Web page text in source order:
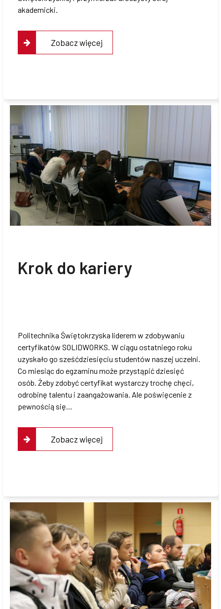
akademicki.
Zobacz więcej
Krok do kariery
Politechnika Świętokrzyska liderem w zdobywaniu
certyfikatów SOLIDWORKS. W ciągu ostatniego roku
uzyskało go sześćdziesięciu studentów naszej uczelni.
Co miesiąc do egzaminu może przystąpić dziesięć
osób. Żeby zdobyć certyfikat wystarczy trochę chęci,
odrobinę talentu i zaangażowania. Ale poświęcenie z
pewnością się…
Zobacz więcej